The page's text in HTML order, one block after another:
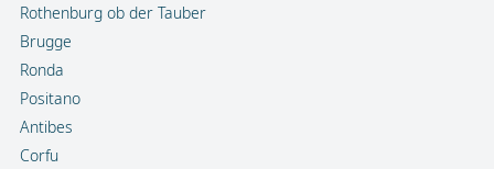
Rothenburg ob der Tauber
Brugge
Ronda
Positano
Antibes
Corfu